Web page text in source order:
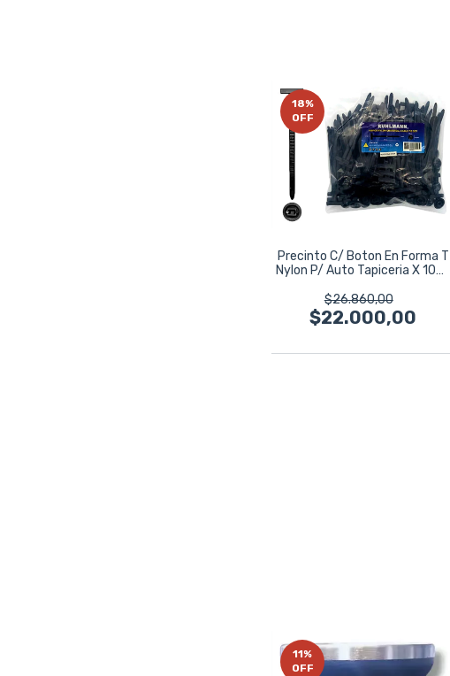
18%
OFF
Precinto C/ Boton En Forma T
Nylon P/ Auto Tapiceria X 100u
$26.860,00
$22.000,00
11%
OFF